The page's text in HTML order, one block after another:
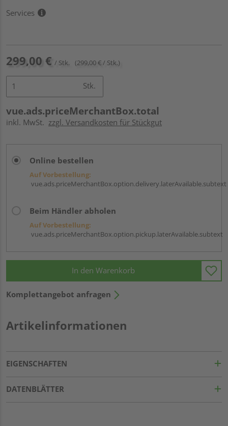
Services
299,00 € / Stk. (299,00 € / Stk.)
Stk.
vue.ads.priceMerchantBox.total
inkl. MwSt. zzgl. Versandkosten für Stückgut
Online bestellen
Auf Vorbestellung:
vue.ads.priceMerchantBox.option.delivery.laterAvailable.subtext
Beim Händler abholen
Auf Vorbestellung:
vue.ads.priceMerchantBox.option.pickup.laterAvailable.subtext
In den Warenkorb
Komplettangebot anfragen
Artikelinformationen
EIGENSCHAFTEN
DATENBLÄTTER